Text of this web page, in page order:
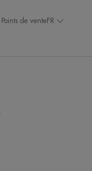
Points de venteFR